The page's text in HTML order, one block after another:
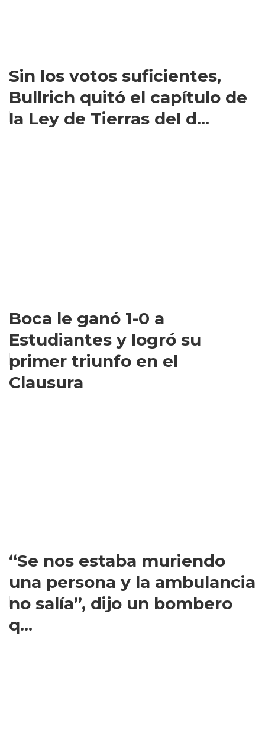
Sin los votos suficientes,
Bullrich quitó el capítulo de
la Ley de Tierras del d...
Boca le ganó 1-0 a
Estudiantes y logró su
primer triunfo en el
Clausura
“Se nos estaba muriendo
una persona y la ambulancia
no salía”, dijo un bombero
q...